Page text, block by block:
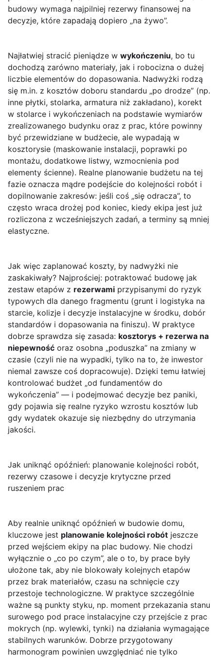
budowy wymaga najpilniej rezerwy finansowej na
decyzje, które zapadają dopiero „na żywo”.
Najłatwiej stracić pieniądze w wykończeniu, bo tu
dochodzą zarówno materiały, jak i robocizna o dużej
liczbie elementów do dopasowania. Nadwyżki rodzą
się m.in. z kosztów doboru standardu „po drodze” (np.
inne płytki, stolarka, armatura niż zakładano), korekt
w stolarce i wykończeniach na podstawie wymiarów
zrealizowanego budynku oraz z prac, które powinny
być przewidziane w budżecie, ale wypadają w
kosztorysie (maskowanie instalacji, poprawki po
montażu, dodatkowe listwy, wzmocnienia pod
elementy ścienne). Realne planowanie budżetu na tej
fazie oznacza mądre podejście do kolejności robót i
dopilnowanie zakresów: jeśli coś „się odracza”, to
często wraca drożej pod koniec, kiedy ekipa jest już
rozliczona z wcześniejszych zadań, a terminy są mniej
elastyczne.
Jak więc zaplanować koszty, by nadwyżki nie
zaskakiwały? Najprościej: potraktować budowę jak
zestaw etapów z rezerwami przypisanymi do ryzyk
typowych dla danego fragmentu (grunt i logistyka na
starcie, kolizje i decyzje instalacyjne w środku, dobór
standardów i dopasowania na finiszu). W praktyce
dobrze sprawdza się zasada: kosztorys + rezerwa na
niepewność oraz osobna „poduszka” na zmiany w
czasie (czyli nie na wypadki, tylko na to, że inwestor
niemal zawsze coś dopracowuje). Dzięki temu łatwiej
kontrolować budżet „od fundamentów do
wykończenia” — i podejmować decyzje bez paniki,
gdy pojawia się realne ryzyko wzrostu kosztów lub
gdy wydatek okazuje się niezbędny do utrzymania
jakości.
Jak uniknąć opóźnień: planowanie kolejności robót,
rezerwy czasowe i decyzje krytyczne przed
ruszeniem prac
Aby realnie uniknąć opóźnień w budowie domu,
kluczowe jest planowanie kolejności robót jeszcze
przed wejściem ekipy na plac budowy. Nie chodzi
wyłącznie o „co po czym”, ale o to, by prace były
ułożone tak, aby nie blokowały kolejnych etapów
przez brak materiałów, czasu na schnięcie czy
przestoje technologiczne. W praktyce szczególnie
ważne są punkty styku, np. moment przekazania stanu
surowego pod prace instalacyjne czy przejście z prac
mokrych (np. wylewki, tynki) na działania wymagające
stabilnych warunków. Dobrze przygotowany
harmonogram powinien uwzględniać nie tylko